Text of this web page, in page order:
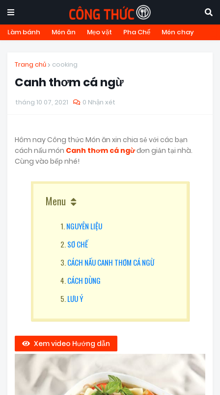
Làm bánh Món ăn Mẹo vặt Pha Chế Món chay
Trang chủ cooking
Canh thơm cá ngừ
tháng 10 07, 2021 0 Nhận xét
Hôm nay Công thức Món ăn xin chia sẻ với các bạn
cách nấu món Canh thơm cá ngừđơn giản tại nhà.
Cùng vào bếp nhé!
Menu
NGUYÊN LIỆU
SƠ CHẾ
CÁCH NẤU CANH THƠM CÁ NGỪ
CÁCH DÙNG
LƯU Ý
Xem video Hướng dẫn